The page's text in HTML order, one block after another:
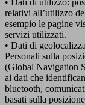
relativi all’utilizzo
esempio le pagine
servizi utilizzati.
• Dati di
Personali sulla
(Global Navigation
ai dati che
bluetooth,
basati sulla